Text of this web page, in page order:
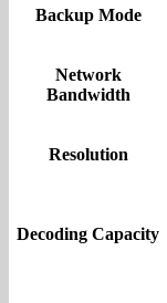
Backup Mode
Network
Bandwidth
Resolution
Decoding Capacity